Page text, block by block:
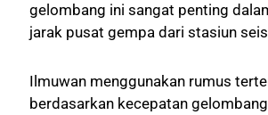
gelombang ini sangat penting
jarak pusat gempa dari stasiun
Ilmuwan menggunakan rumus
berdasarkan kecepatan